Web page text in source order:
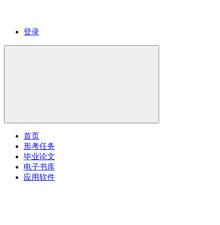
登录
首页
形考任务
毕业论文
电子书库
应用软件